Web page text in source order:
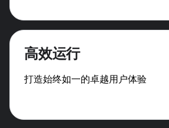
高效运行
打造始终如一的卓越用户体验